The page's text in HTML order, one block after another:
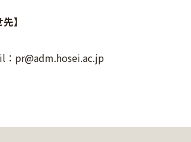
】
pr@adm.hosei.ac.jp